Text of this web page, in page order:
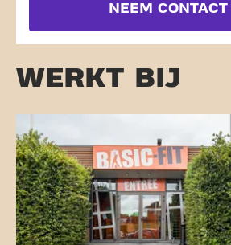
NEEM CONTACT
WERKT BIJ